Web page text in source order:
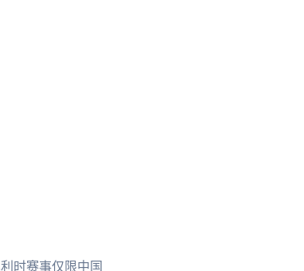
时赛事仅限中国